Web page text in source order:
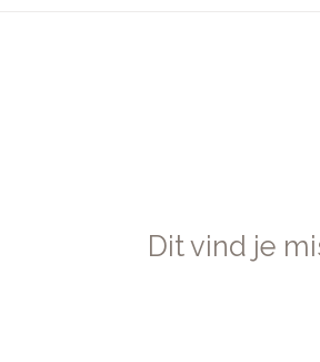
Dit vind je